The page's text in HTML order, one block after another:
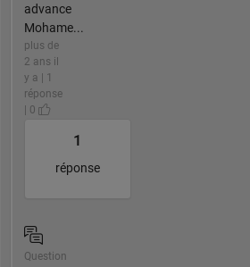
advance
Mohame...
plus de
2 ans il
y a | 1
réponse
| 0
1
réponse
Question